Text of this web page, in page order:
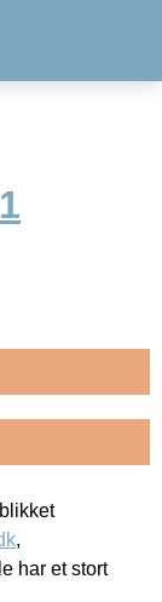
,
har et stort